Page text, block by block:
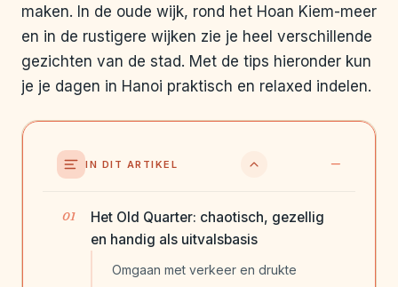
maken. In de oude wijk, rond het Hoan Kiem-meer
en in de rustigere wijken zie je heel verschillende
gezichten van de stad. Met de tips hieronder kun
je je dagen in Hanoi praktisch en relaxed indelen.
IN DIT ARTIKEL
Het Old Quarter: chaotisch, gezellig
en handig als uitvalsbasis
Omgaan met verkeer en drukte